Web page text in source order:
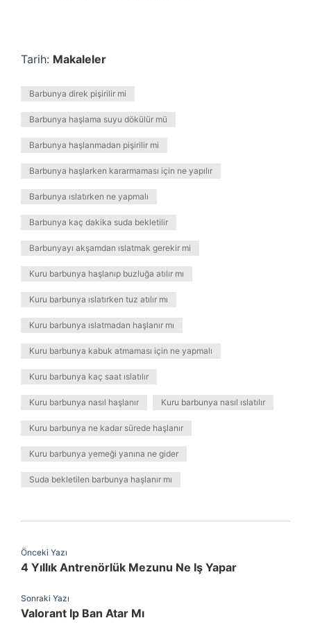
Tarih: Makaleler
Barbunya direk pişirilir mi
Barbunya haşlama suyu dökülür mü
Barbunya haşlanmadan pişirilir mi
Barbunya haşlarken kararmaması için ne yapılır
Barbunya ıslatırken ne yapmalı
Barbunya kaç dakika suda bekletilir
Barbunyayı akşamdan ıslatmak gerekir mi
Kuru barbunya haşlanıp buzluğa atılır mı
Kuru barbunya ıslatırken tuz atılır mı
Kuru barbunya ıslatmadan haşlanır mı
Kuru barbunya kabuk atmaması için ne yapmalı
Kuru barbunya kaç saat ıslatılır
Kuru barbunya nasıl haşlanır Kuru barbunya nasıl ıslatılır
Kuru barbunya ne kadar sürede haşlanır
Kuru barbunya yemeği yanına ne gider
Suda bekletilen barbunya haşlanır mı
Önceki Yazı
4 Yıllık Antrenörlük Mezunu Ne Iş Yapar
Sonraki Yazı
Valorant Ip Ban Atar Mı